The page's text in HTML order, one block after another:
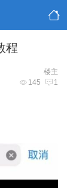
程
楼主
145 1